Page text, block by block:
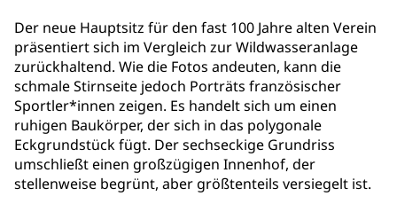
Der neue Hauptsitz für den fast 100 Jahre alten Verein
präsentiert sich im Vergleich zur Wildwasseranlage
zurückhaltend. Wie die Fotos andeuten, kann die
schmale Stirnseite jedoch Porträts französischer
Sportler*innen zeigen. Es handelt sich um einen
ruhigen Baukörper, der sich in das polygonale
Eckgrundstück fügt. Der sechseckige Grundriss
umschließt einen großzügigen Innenhof, der
stellenweise begrünt, aber größtenteils versiegelt ist.